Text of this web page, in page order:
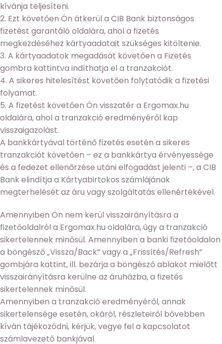
kívánja teljesíteni.
2. Ezt követően Ön átkerül a CIB Bank biztonságos
fizetést garantáló oldalára, ahol a fizetés
megkezdéséhez kártyaadatait szükséges kitöltenie.
3. A kártyaadatok megadását követően a Fizetés
gombra kattintva indíthatja el a tranzakciót.
4. A sikeres hitelesítést követően folytatódik a fizetési
folyamat.
5. A fizetést követően Ön visszatér a Ergomax.hu
oldalára, ahol a tranzakció eredményéről kap
visszaigazolást.
A bankkártyával történő fizetés esetén a sikeres
tranzakciót követően – ez a bankkártya érvényessége
és a fedezet ellenőrzése utáni elfogadást jelenti –, a CIB
Bank elindítja a Kártyabirtokos számlájának
megterhelését az áru vagy szolgáltatás ellenértékével.
Amennyiben Ön nem kerül visszairányításra a
fizetőoldalról a Ergomax.hu oldalára, úgy a tranzakció
sikertelennek minősül. Amennyiben a banki fizetőoldalon
a böngésző „Vissza/Back” vagy a „Frissítés/Refresh”
gombjára kattint, ill. bezárja a böngésző ablakot mielőtt
visszairányításra kerülne az áruházba, a fizetés
sikertelennek minősül.
Amennyiben a tranzakció eredményéről, annak
sikertelensége esetén, okáról, részleteiről bővebben
kíván tájékozódni, kérjük, vegye fel a kapcsolatot
számlavezető bankjával.